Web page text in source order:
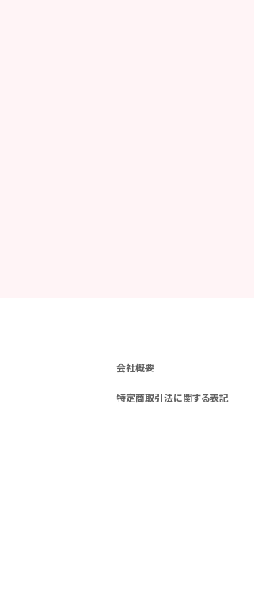
会社概要
特定商取引法に関する表記